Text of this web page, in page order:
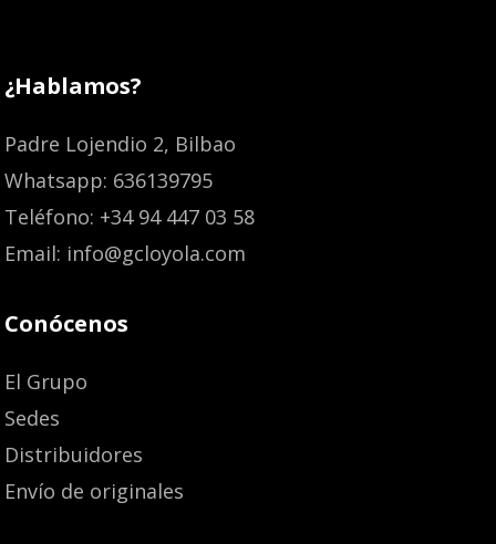
¿Hablamos?
Padre Lojendio 2, Bilbao
Whatsapp: 636139795
Teléfono: +34 94 447 03 58
Email: info@gcloyola.com
Conócenos
El Grupo
Sedes
Distribuidores
Envío de originales